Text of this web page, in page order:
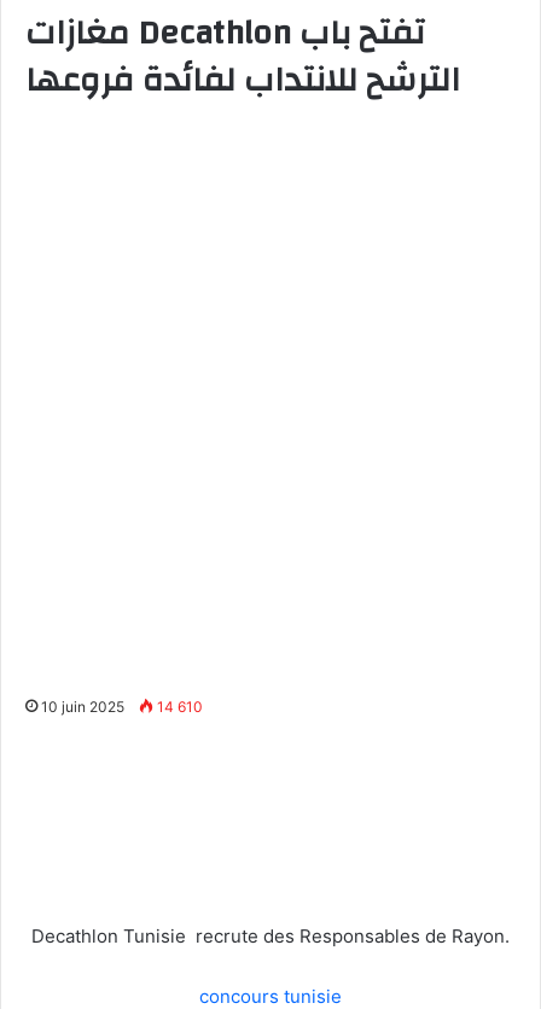
مغازات Decathlon تفتح باب
الترشح للانتداب لفائدة فروعها
10 juin 2025 14 610
Decathlon Tunisie recrute des Responsables de Rayon.
concours tunisie